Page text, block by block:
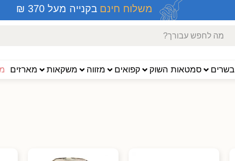
משלוח חינם בקנייה מעל 370 ₪
בשרים סמטאות השוק קפואים מזווה משקאות מארזים